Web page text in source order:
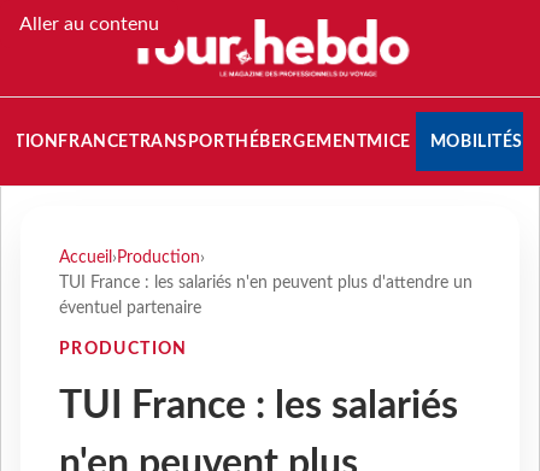
Aller au contenu
FRANCETRANSPORT HÉBERGEMENTMICE MOBILITÉS
Accueil › Production›
TUI France : les salariés n'en peuvent plus d'attendre un
éventuel partenaire
PRODUCTION
TUI France : les salariés